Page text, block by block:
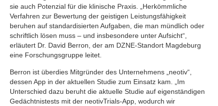
sie auch Potenzial für die klinische Praxis. „Herkömmliche
Verfahren zur Bewertung der geistigen Leistungsfähigkeit
beruhen auf standardisierten Aufgaben, die man mündlich oder
schriftlich lösen muss – und insbesondere unter Aufsicht“,
erläutert Dr. David Berron, der am DZNE-Standort Magdeburg
eine Forschungsgruppe leitet.
Berron ist überdies Mitgründer des Unternehmens „neotiv“,
dessen App in der aktuellen Studie zum Einsatz kam. „Im
Unterschied dazu beruht die aktuelle Studie auf eigenständigen
Gedächtnistests mit der neotivTrials-App, wodurch wir